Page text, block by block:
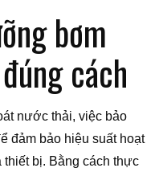
bơm
cách
nước thải, việc bảo
đảm bảo hiệu suất hoạt
bị. Bằng cách thực